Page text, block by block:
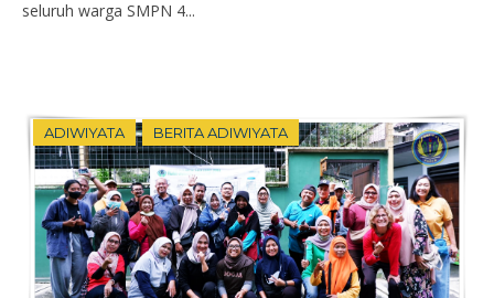
seluruh warga SMPN 4...
ADIWIYATA BERITA ADIWIYATA